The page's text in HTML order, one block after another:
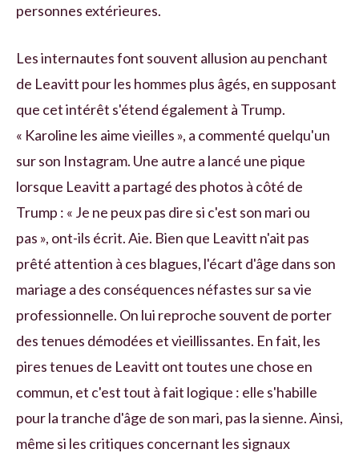
personnes extérieures.
Les internautes font souvent allusion au penchant
de Leavitt pour les hommes plus âgés, en supposant
que cet intérêt s'étend également à Trump.
« Karoline les aime vieilles », a commenté quelqu'un
sur son Instagram. Une autre a lancé une pique
lorsque Leavitt a partagé des photos à côté de
Trump : « Je ne peux pas dire si c'est son mari ou
pas », ont-ils écrit. Aie. Bien que Leavitt n'ait pas
prêté attention à ces blagues, l'écart d'âge dans son
mariage a des conséquences néfastes sur sa vie
professionnelle. On lui reproche souvent de porter
des tenues démodées et vieillissantes. En fait, les
pires tenues de Leavitt ont toutes une chose en
commun, et c'est tout à fait logique : elle s'habille
pour la tranche d'âge de son mari, pas la sienne. Ainsi,
même si les critiques concernant les signaux